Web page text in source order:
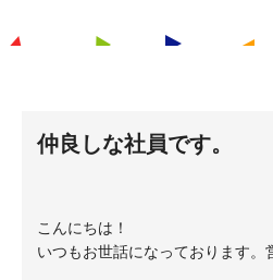
仲良しな社員です。
こんにちは！
いつもお世話になっております。